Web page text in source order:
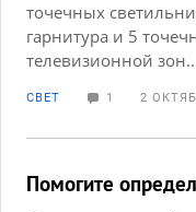
точечных
гарнитура и 5
телевизионной
СВЕТ 1 2
Помогите